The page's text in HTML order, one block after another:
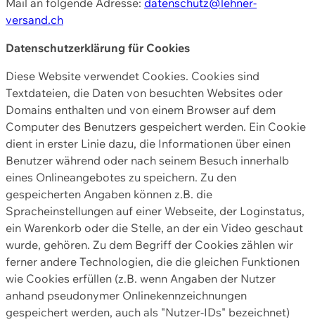
versand.ch
Datenschutzerklärung für Cookies
Diese Website verwendet Cookies. Cookies sind
Textdateien, die Daten von besuchten Websites oder
Domains enthalten und von einem Browser auf dem
Computer des Benutzers gespeichert werden. Ein Cookie
dient in erster Linie dazu, die Informationen über einen
Benutzer während oder nach seinem Besuch innerhalb
eines Onlineangebotes zu speichern. Zu den
gespeicherten Angaben können z.B. die
Spracheinstellungen auf einer Webseite, der Loginstatus,
ein Warenkorb oder die Stelle, an der ein Video geschaut
wurde, gehören. Zu dem Begriff der Cookies zählen wir
ferner andere Technologien, die die gleichen Funktionen
wie Cookies erfüllen (z.B. wenn Angaben der Nutzer
anhand pseudonymer Onlinekennzeichnungen
gespeichert werden, auch als "Nutzer-IDs" bezeichnet)